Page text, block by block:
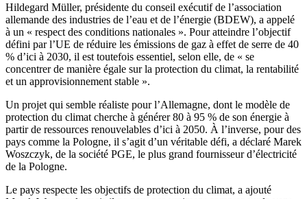
Hildegard Müller, présidente du conseil exécutif de l’association
allemande des industries de l’eau et de l’énergie (BDEW), a appelé
à un « respect des conditions nationales ». Pour atteindre l’objectif
défini par l’UE de réduire les émissions de gaz à effet de serre de 40
% d’ici à 2030, il est toutefois essentiel, selon elle, de « se
concentrer de manière égale sur la protection du climat, la rentabilité
et un approvisionnement stable ».
Un projet qui semble réaliste pour l’Allemagne, dont le modèle de
protection du climat cherche à générer 80 à 95 % de son énergie à
partir de ressources renouvelables d’ici à 2050. À l’inverse, pour des
pays comme la Pologne, il s’agit d’un véritable défi, a déclaré Marek
Woszczyk, de la société PGE, le plus grand fournisseur d’électricité
de la Pologne.
Le pays respecte les objectifs de protection du climat, a ajouté